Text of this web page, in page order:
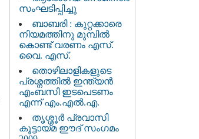
സംഘടിപ്പിച്ചു
ബാബരി : കുറ്റക്കാരെ
നിയമത്തിനു മുമ്പില്‍
കൊണ്ട് വരണം എസ്.
വൈ. എസ്.
തൊഴിലാളികളുടെ
പ്രശ്നത്തില്‍ ഇന്ത്യന്‍
എംബസി ഇടപെടണം
എന്ന് എം.എല്‍.എ.
തൃശ്ശൂര്‍ പ്രവാസി
കൂട്ടായ്മ ഈദ് സംഗമം